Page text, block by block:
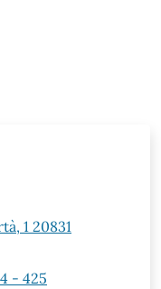
1 20831
- 425